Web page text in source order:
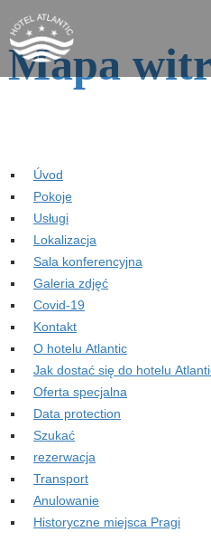
Mapa
Úvod
Pokoje
Usługi
Lokalizacja
Sala konferencyjna
Galeria zdjęć
Covid-19
Kontakt
O hotelu Atlantic
Jak dostać się do hotelu
Oferta specjalna
Data protection
Szukać
rezerwacja
Transport
Anulowanie
Historyczne miejsca Pragi